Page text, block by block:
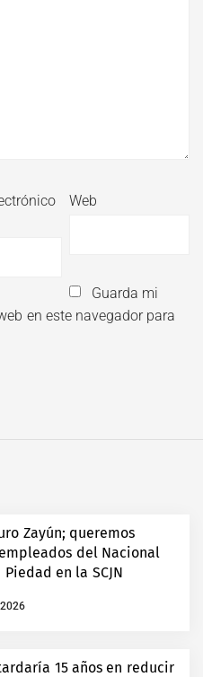
Web
Guarda mi
en este navegador para
Zayún; queremos
del Nacional
en la SCJN
15 años en reducir